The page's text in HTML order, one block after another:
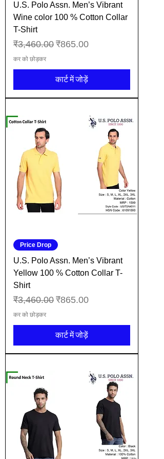
U.S. Polo Assn. Men’s Vibrant
Wine color 100 % Cotton Collar
T-Shirt
नियमित मूल्य
₹3,460.00 बिक्री मूल्य
₹865.00
कर को छोड़कर
कार्ट में जोड़ें
Price Drop
U.S. Polo Assn. Men’s Vibrant
Yellow 100 % Cotton Collar T-
Shirt
नियमित मूल्य
₹3,460.00 बिक्री मूल्य
₹865.00
कर को छोड़कर
कार्ट में जोड़ें